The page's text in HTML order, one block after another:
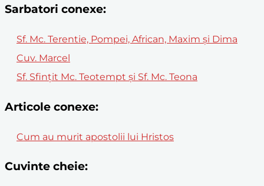
Sarbatori conexe:
Sf. Mc. Terentie, Pompei, African, Maxim și Dima
Cuv. Marcel
Sf. Sfinţit Mc. Teotempt şi Sf. Mc. Teona
Articole conexe:
Cum au murit apostolii lui Hristos
Cuvinte cheie: